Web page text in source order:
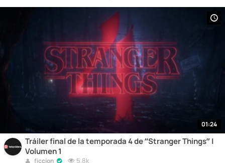
01:24
Tráiler final de la temporada 4 de “Stranger Things” |
Volumen 1
ficcion 5.8k